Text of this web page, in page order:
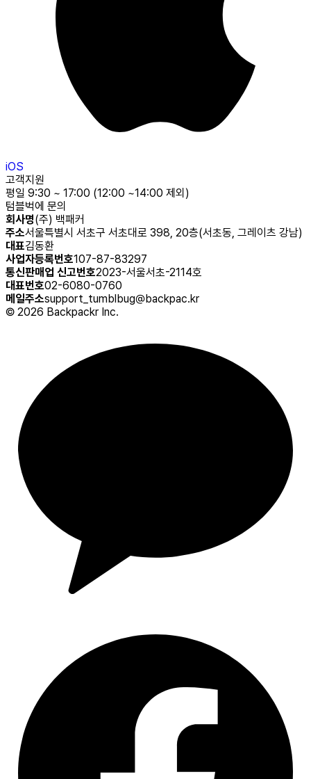
iOS
고객지원
평일 9:30 ~ 17:00 (12:00 ~14:00 제외)
텀블벅에 문의
회사명(주) 백패커
주소서울특별시 서초구 서초대로 398, 20층(서초동, 그레이츠 강남)
대표김동환
사업자등록번호107-87-83297
통신판매업 신고번호2023-서울서초-2114호
대표번호02-6080-0760
메일주소support_tumblbug@backpac.kr
© 2026 Backpackr Inc.